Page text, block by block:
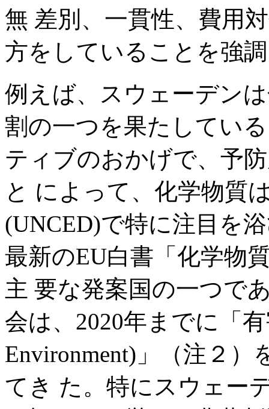
無 差別、一貫性、費用
方をしていることを強
例えば、スウェーデン
割の一つを果たしてい
ティブのおかげで、予
と によって、化学物質
(UNCED)で特に注目を
最新のEU白書「化学物
主 要な発案国の一つで
会は、2020年までに「
Environment)」（注２
てき た。特にスウェー